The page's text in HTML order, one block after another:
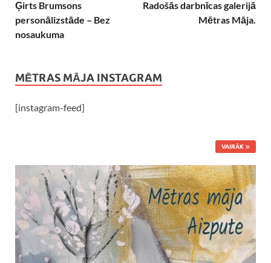
Ģirts Brumsons
personālizstāde – Bez
nosaukuma
Radošās darbnīcas galerijā
Mētras Māja.
MĒTRAS MĀJA INSTAGRAM
[instagram-feed]
VAIRĀK